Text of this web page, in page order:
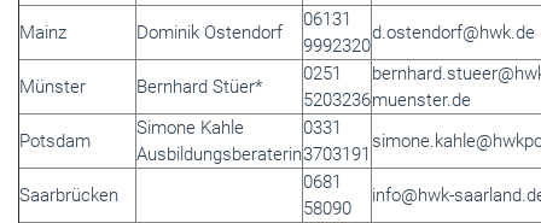
Mainz Dominik Ostendorf
06131
9992320
d.ostendorf@hwk.de
Münster Bernhard Stüer*
0251
5203236muenster.de
Potsdam
Simone Kahle
Ausbildungsberaterin
0331
3703191
Saarbrücken
0681
58090
info@hwk-